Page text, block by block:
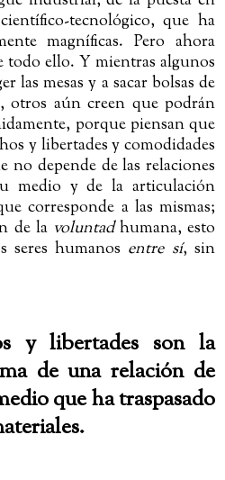
tecnológico, que ha
magníficas. Pero ahora
todo ello. Y mientras algunos
las mesas y a sacar bolsas de
otros aún creen que podrán
porque piensan que
y libertades y comodidades
no depende de las relaciones
medio y de la articulación
corresponde a las mismas;
de la voluntadhumana, esto
seres humanos entre sí, sin
y libertades son la
de una relación de
que ha traspasado